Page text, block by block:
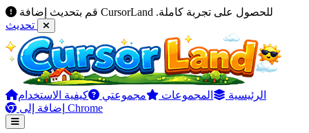
قم بتحديث إضافة CursorLand للحصول على تجربة كاملة.
الرئيسية المجموعات مجموعتي
كيفية الاستخدام
إضافة إلى Chrome